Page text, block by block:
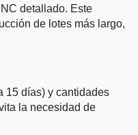
detallado. Este
de lotes más largo,
15 días) y cantidades
la necesidad de